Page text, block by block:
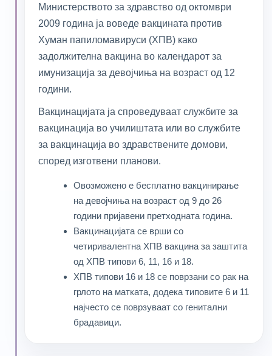
Министерството за здравство од октомври
2009 година ја воведе вакцината против
Хуман папиломавируси (ХПВ) како
задолжителна вакцина во календарот за
имунизација за девојчиња на возраст од 12
години.
Вакцинацијата ја спроведуваат службите за
вакцинација во училиштата или во службите
за вакцинација во здравствените домови,
според изготвени планови.
Овозможено е бесплатно вакцинирање
на девојчиња на возраст од 9 до 26
години пријавени претходната година.
Вакцинацијата се врши со
четиривалентна ХПВ вакцина за заштита
од ХПВ типови 6, 11, 16 и 18.
ХПВ типови 16 и 18 се поврзани со рак на
грлото на матката, додека типовите 6 и 11
најчесто се поврзуваат со генитални
брадавици.